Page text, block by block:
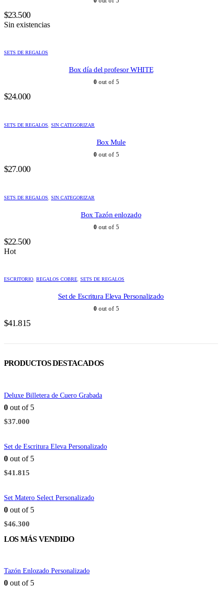
$23.500
Sin existencias
SETS DE REGALOS
Box día del profesor WHITE
0 out of 5
$24.000
SETS DE REGALOS, SIN CATEGORIZAR
Box Mule
0 out of 5
$27.000
SETS DE REGALOS, SIN CATEGORIZAR
Box Tazón enlozado
0 out of 5
$22.500
Hot
ESCRITORIO, REGALOS COBRE, SETS DE REGALOS
Set de Escritura Eleva Personalizado
0 out of 5
$41.815
PRODUCTOS DESTACADOS
Deluxe Billetera de Cuero Grabada
0 out of 5
$37.000
Set de Escritura Eleva Personalizado
0 out of 5
$41.815
Set Matero Select Personalizado
0 out of 5
$46.300
LOS MÁS VENDIDO
Tazón Enlozado Personalizado
0 out of 5